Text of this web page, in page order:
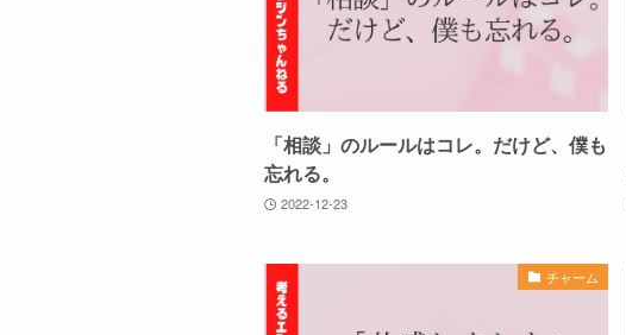
「相談」のルールはコレ。だけど、僕も
忘れる。
2022-12-23
チャーム